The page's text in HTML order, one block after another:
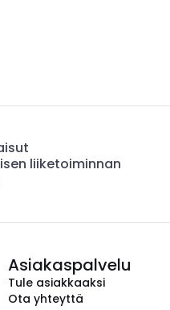
liiketoiminnan
Asiakaspalvelu
Tule asiakkaaksi
Ota yhteyttä